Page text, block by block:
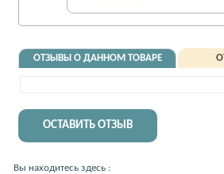
ОТЗЫВЫ О ДАННОМ ТОВАРЕ
ОСТАВИТЬ ОТЗЫВ
Вы находитесь здесь :